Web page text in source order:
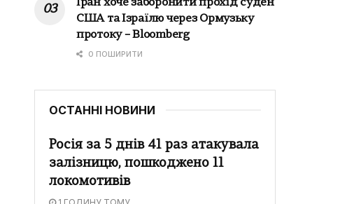
Іран хоче заборонити прохід суден
США та Ізраїлю через Ормузьку
протоку – Bloomberg
0 ПОШИРИТИ
ОСТАННІ НОВИНИ
Росія за 5 днів 41 раз атакувала
залізницю, пошкоджено 11
локомотивів